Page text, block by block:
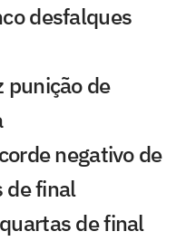
desfalques
punição de
negativo de
de final
de final